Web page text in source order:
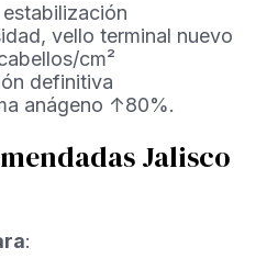
vello terminal nuevo
cm²
definitiva
anágeno ↑80%.
Jalisco
: